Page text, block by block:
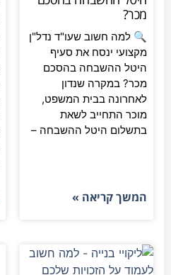
מכר?
🔍 למה חשוב שעו"ד נדל"ן
מקצועי ינסח את סעיף
היטל ההשבחה בהסכם
מכר? במקרה שנדון
לאחרונה בבית המשפט,
מוכר התחייב לשאת
בתשלום היטל ההשבחה –
המשך קריאה »